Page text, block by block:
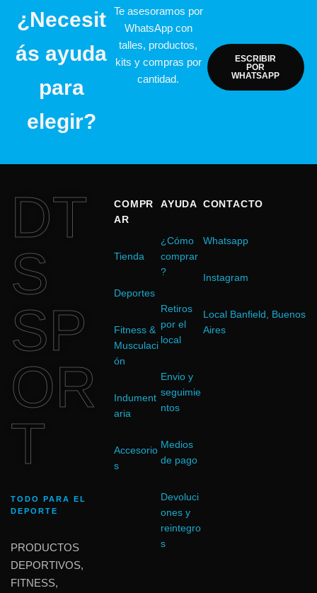
¿Necesit
ás ayuda
para
elegir?
Te asesoramos por
WhatsApp con
talles, productos,
kits y compras por
cantidad.
ESCRIBIR
POR
WHATSAPP
DT
S
SP
OR
T
TODO PARA EL
DEPORTE
PRODUCTOS
DEPORTIVOS,
FITNESS,
COMPR
AR
Tienda
Deportes
Fitness &
Musculaci
ón
Indument
aria
Accesorio
s
AYUDA
¿Cómo
comprar
?
Retiros
por el
local
Envio y
seguimie
ntos
Medios
de pago
Devoluci
ones y
reintegro
s
CONTACTO
Whatsapp
Instagram
Local Banfield, Buenos
Aires